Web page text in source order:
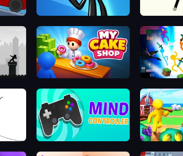
Stickman Destruction 3 Heroes Stickman Bullet Warriors Stick Animator
My Cake Shop Stickman Epic
Mind Controller Farm Land